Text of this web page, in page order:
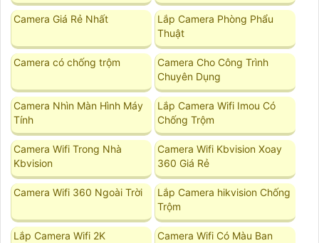
Camera Giá Rẻ Nhất
Lắp Camera Phòng Phẩu
Thuật
Camera có chống trộm
Camera Cho Công Trình
Chuyên Dụng
Camera Nhìn Màn Hình Máy
Tính
Lắp Camera Wifi Imou Có
Chống Trộm
Camera Wifi Trong Nhà
Kbvision
Camera Wifi Kbvision Xoay
360 Giá Rẻ
Camera Wifi 360 Ngoài Trời
Lắp Camera hikvision Chống
Trộm
Lắp Camera Wifi 2K
Camera Wifi Có Màu Ban